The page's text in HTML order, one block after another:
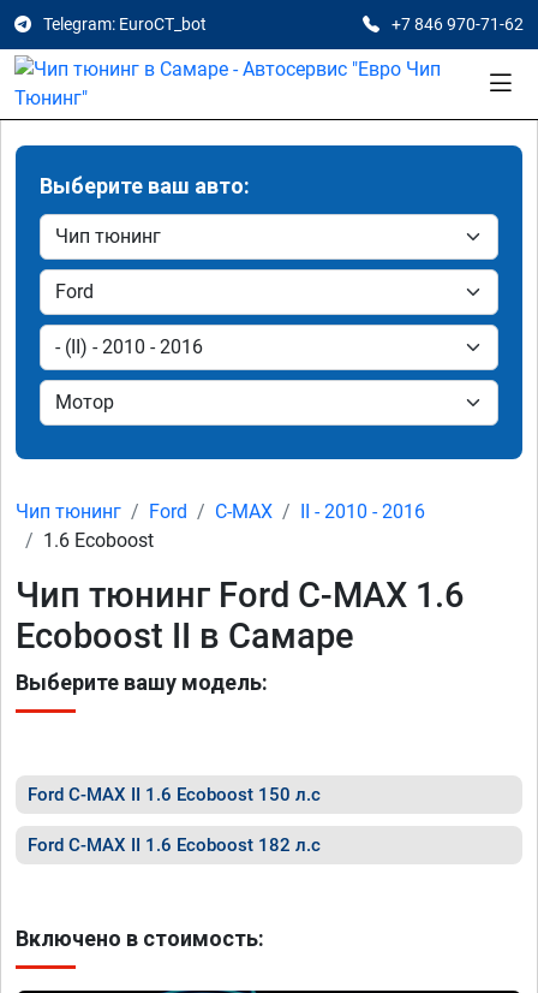
Telegram: EuroCT_bot +7 846 970-71-62
Выберите ваш авто:
Чип тюнинг Ford C-MAX
II - 2010 - 2016
1.6 Ecoboost
Чип тюнинг Ford C-MAX 1.6
Ecoboost II в Самаре
Выберите вашу модель:
Ford C-MAX II 1.6 Ecoboost 150 л.с
Ford C-MAX II 1.6 Ecoboost 182 л.с
Включено в стоимость: